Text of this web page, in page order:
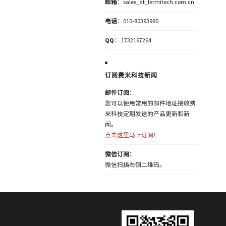
邮箱：sales_at_fermitech.com.cn
电话：010-80393990
QQ ： 1732167264
订阅费米科技新闻
邮件订阅：
您可以使用常用的邮件地址接收费
米科技定期发送的产品更新和新
闻。
点击这里马上订阅 ！
微信订阅：
微信扫描右侧二维码。